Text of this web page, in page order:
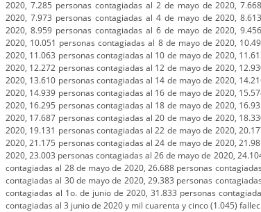
2020, 7.285 personas contagiadas al 2 de mayo de 2020,
2020, 7.973 personas contagiadas al 4 de mayo de 2020,
2020, 8.959 personas contagiadas al 6 de mayo de 2020,
2020, 10.051 personas contagiadas al 8 de mayo de 2020,
2020, 11.063 personas contagiadas al 10 de mayo de 2020,
2020, 12.272 personas contagiadas al 12 de mayo de 2020,
2020, 13.610 personas contagiadas al 14 de mayo de 2020,
2020, 14.939 personas contagiadas al 16 de mayo de 2020,
2020, 16.295 personas contagiadas al 18 de mayo de 2020,
2020, 17.687 personas contagiadas al 20 de mayo de 2020,
2020, 19.131 personas contagiadas al 22 de mayo de 2020,
2020, 21.175 personas contagiadas al 24 de mayo de 2020,
2020, 23.003 personas contagiadas al 26 de mayo de 2020,
contagiadas al 28 de mayo de 2020, 26.688 personas
contagiadas al 30 de mayo de 2020, 29.383 personas
contagiadas al 1o. de junio de 2020, 31.833 personas
contagiadas al 3 junio de 2020 y mil cuarenta y cinco (1.045)